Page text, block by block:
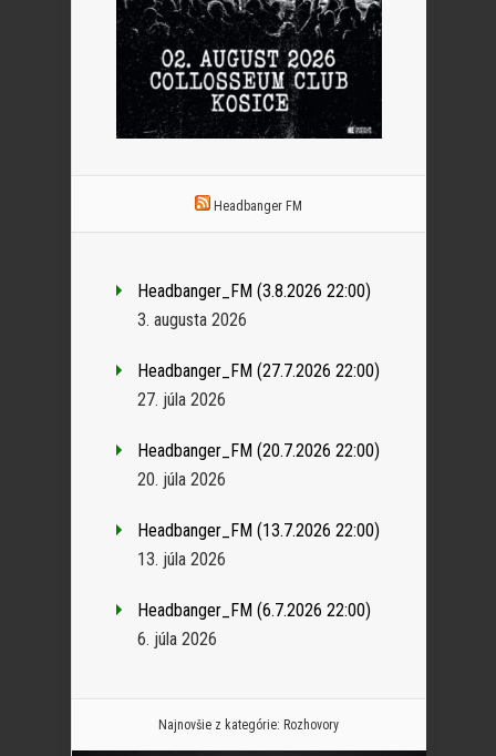
Headbanger FM
Headbanger_FM (3.8.2026 22:00)
3. augusta 2026
Headbanger_FM (27.7.2026 22:00)
27. júla 2026
Headbanger_FM (20.7.2026 22:00)
20. júla 2026
Headbanger_FM (13.7.2026 22:00)
13. júla 2026
Headbanger_FM (6.7.2026 22:00)
6. júla 2026
Najnovšie z kategórie: Rozhovory